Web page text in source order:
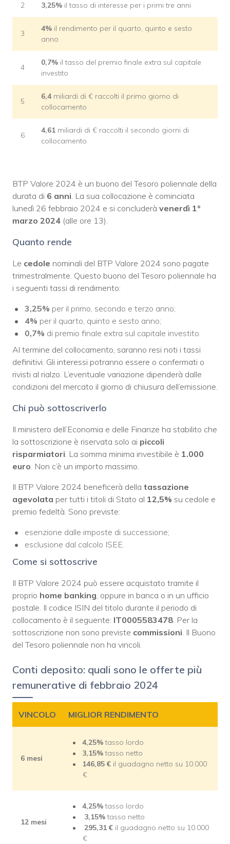
2 3,25% il tasso di interesse per i primi tre anni
3
4% il rendimento per il quarto, quinto e sesto
anno
4
0,7% il tasso del premio finale extra sul capitale
investito
5
6,4 miliardi di € raccolti il primo giorno di
collocamento
6
4,61 miliardi di € raccolti il secondo giorni di
collocamento
BTP Valore 2024 è un buono del Tesoro poliennale della
durata di 6 anni. La sua collocazione è cominciata
lunedì 26 febbraio 2024 e si concluderà venerdì 1°
marzo 2024 (alle ore 13).
Quanto rende
Le cedole nominali del BTP Valore 2024 sono pagate
trimestralmente. Questo buono del Tesoro poliennale ha
i seguenti tassi di rendimento:
3,25% per il primo, secondo e terzo anno;
4% per il quarto, quinto e sesto anno;
0,7% di premio finale extra sul capitale investito.
Al termine del collocamento, saranno resi noti i tassi
definitivi. Gli interessi potranno essere o confermati o
rivisti al rialzo. L’eventuale variazione dipenderà dalle
condizioni del mercato il giorno di chiusura dell’emissione.
Chi può sottoscriverlo
Il ministero dell’Economia e delle Finanze ha stabilito che
la sottoscrizione è riservata solo ai piccoli
risparmiatori. La somma minima investibile è 1.000
euro. Non c’è un importo massimo.
Il BTP Valore 2024 beneficerà della tassazione
agevolata per tutti i titoli di Stato al 12,5% su cedole e
premio fedeltà. Sono previste:
esenzione dalle imposte di successione;
esclusione dal calcolo ISEE.
Come si sottoscrive
Il BTP Valore 2024 può essere acquistato tramite il
proprio home banking, oppure in banca o in un ufficio
postale. Il codice ISIN del titolo durante il periodo di
collocamento è il seguente: IT0005583478. Per la
sottoscrizione non sono previste commissioni. Il Buono
del Tesoro poliennale non ha vincoli.
Conti deposito: quali sono le offerte più
remunerative di febbraio 2024
VINCOLO MIGLIOR RENDIMENTO
6 mesi
4,25%tasso lordo
3,15%tasso netto
146,85 € il guadagno netto su 10.000
€
12 mesi
4,25%tasso lordo
3,15%tasso netto
295,31 € il guadagno netto su 10.000
€